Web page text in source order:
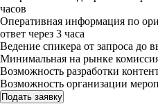
часов
Оперативная информация по
ответ через 3 часа
Ведение спикера от запроса до
Минимальная на рынке
Возможность разработки
Возможность организации
Подать заявку